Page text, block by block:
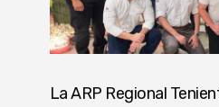
La ARP Regional